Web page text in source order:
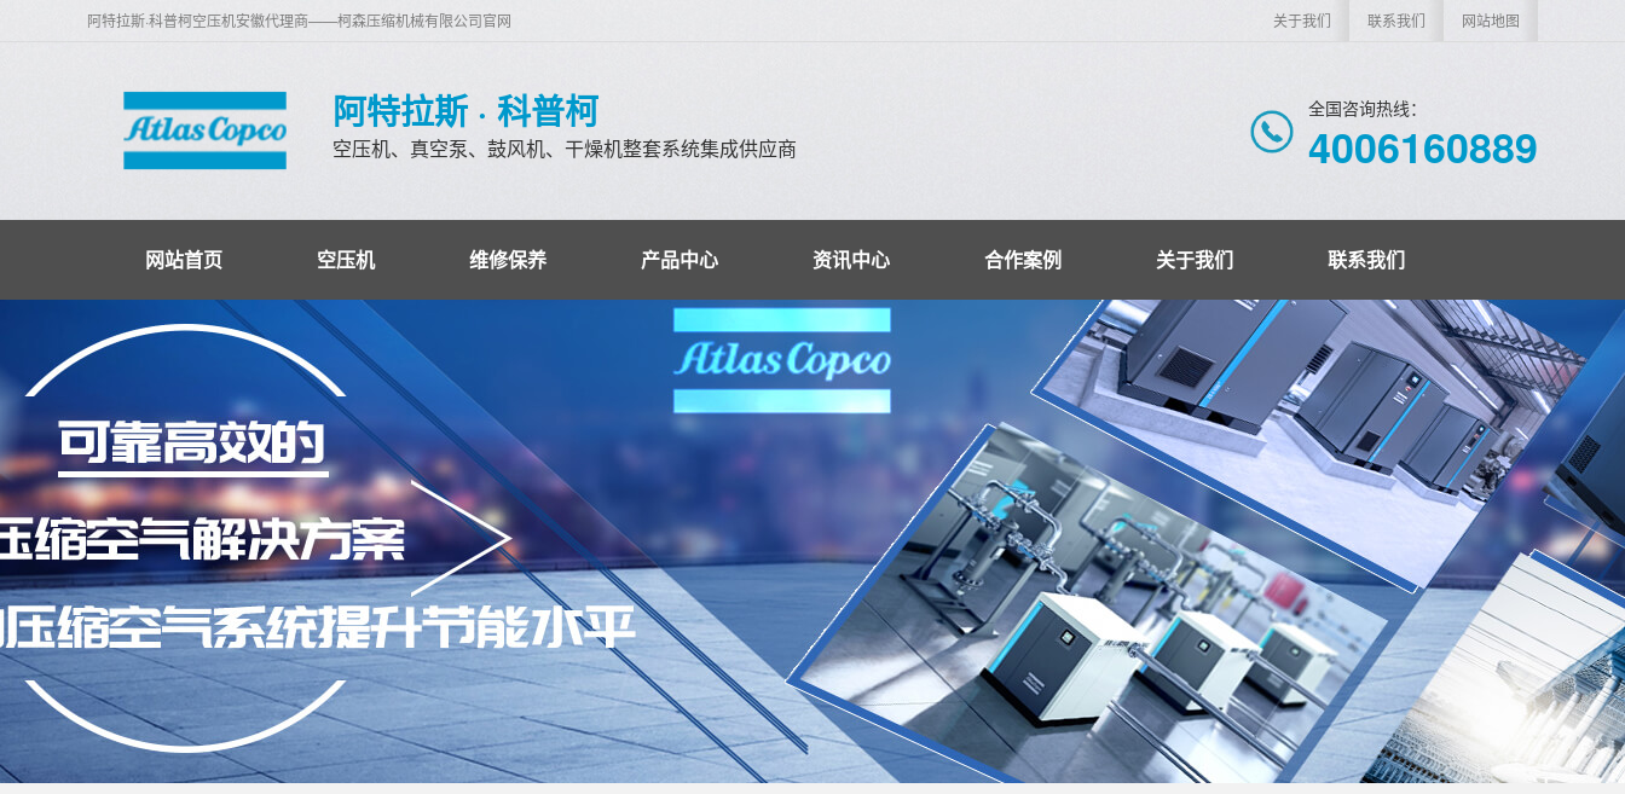
关于我们 联系我们 网站地图
阿特拉斯·科普柯空压机安徽代理商——柯森压缩机械有限公司官网
阿特拉斯 · 科普柯
空压机、真空泵、鼓风机、干燥机整套系统集成供应商
全国咨询热线：
4006160889
网站首页 空压机 维修保养 产品中心 资讯中心 合作案例 关于我们 联系我们